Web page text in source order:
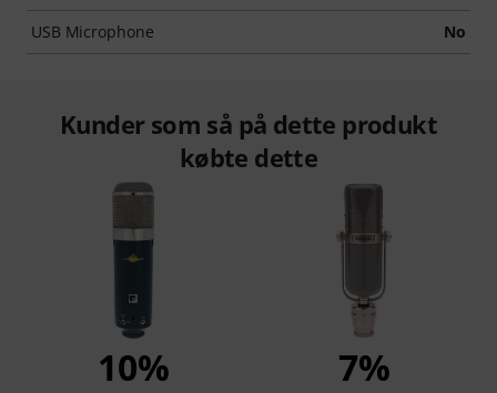
USB Microphone No
Kunder som så på dette produkt
købte dette
10% 7%